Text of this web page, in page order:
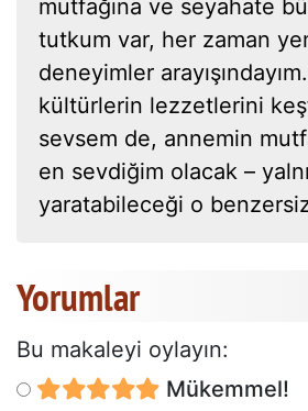
mutfağına ve seyahate
tutkum var, her zaman
deneyimler
kültürlerin lezzetlerini
sevsem de, annemin
en sevdiğim olacak –
yaratabileceği o
Yorumlar
Bu makaleyi oylayın:
Mükemmel!